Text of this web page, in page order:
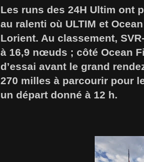
Les runs des 24H Ultim ont
au ralenti où ULTIM et
Lorient. Au classement,
à 16,9 nœuds ; côté Ocean
d’essai avant le grand
270 milles à parcourir pour
un départ donné à 12 h.